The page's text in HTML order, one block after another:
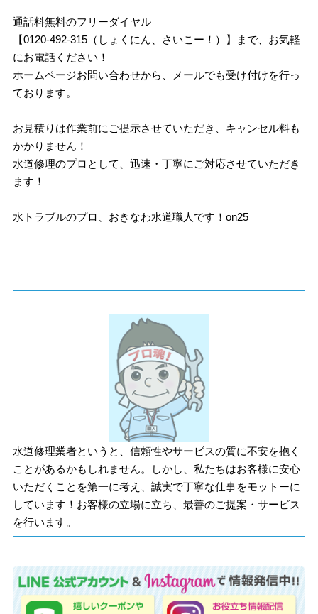
通話料無料のフリーダイヤル
【0120-492-315（しょくにん、さいこー！）】まで、お気軽
にお電話ください！
ホームページお問い合わせから、メールでも受け付けを行っ
ております。
お見積りは作業前にご提示させていただき、キャンセル料も
かかりません！
水道修理のプロとして、迅速・丁寧にご対応させていただき
ます！
水トラブルのプロ、おきなわ水道職人です！on25
水道修理業者というと、信頼性やサービスの質に不安を抱く
ことがあるかもしれません。しかし、私たちはお客様に安心
いただくことを第一に考え、誠実で丁寧な仕事をモットーに
しています！お客様の立場に立ち、最善のご提案・サービス
を行います。